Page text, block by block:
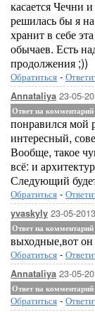
касается Чечни
решилась бы я
хранит в себе
обычаев. Есть
продолжения ;))
Обратиться -
Annataliya 23-05-
Ответ на
понравился мой
интересный,
Вообще, такое
всё: и
Следующий
Обратиться -
yvaskyly 23-05-
Ответ на
выходные,вот
Обратиться -
Annataliya 23-05-
Ответ на
Обратиться -